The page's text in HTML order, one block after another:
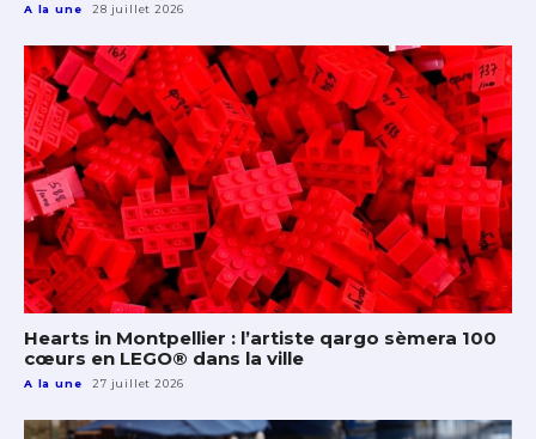
A la une 28 juillet 2026
Hearts in Montpellier : l’artiste qargo sèmera 100
cœurs en LEGO® dans la ville
A la une 27 juillet 2026